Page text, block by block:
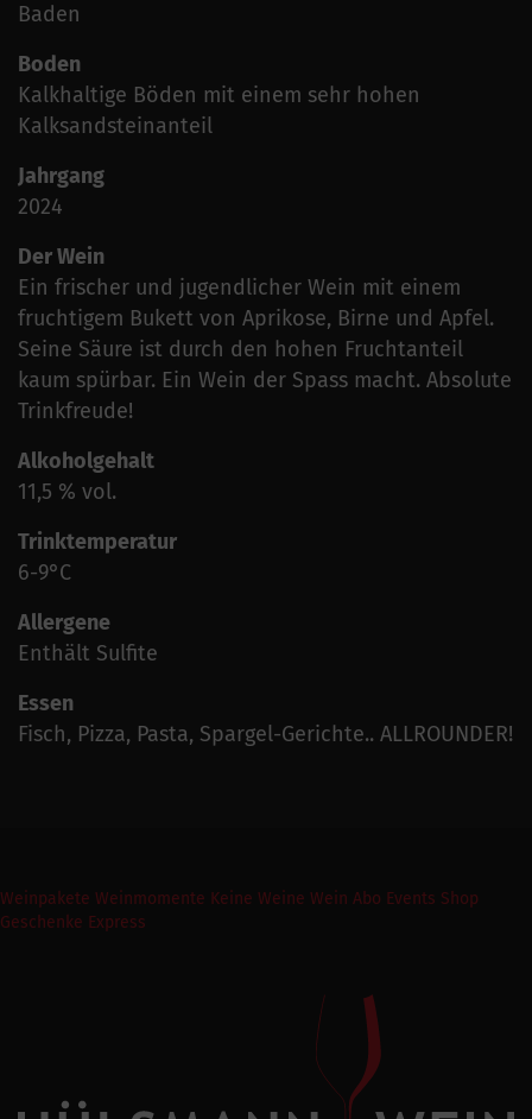
Baden
Boden
Kalkhaltige Böden mit einem sehr hohen
Kalksandsteinanteil
Jahrgang
2024
Der Wein
Ein frischer und jugendlicher Wein mit einem
fruchtigem Bukett von Aprikose, Birne und Apfel.
Seine Säure ist durch den hohen Fruchtanteil
kaum spürbar. Ein Wein der Spass macht. Absolute
Trinkfreude!
Alkoholgehalt
11,5 % vol.
Trinktemperatur
6-9°C
Allergene
Enthält Sulfite
Essen
Fisch, Pizza, Pasta, Spargel-Gerichte.. ALLROUNDER!
Weinpakete Weinmomente Keine Weine Wein Abo Events Shop
Geschenke Express